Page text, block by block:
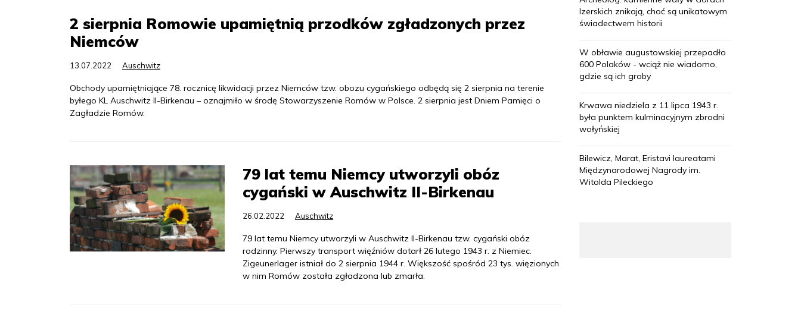
2 sierpnia Romowie upamiętnią przodków zgładzonych przez
Niemców
13.07.2022 Auschwitz
Obchody upamiętniające 78. rocznicę likwidacji przez Niemców tzw. obozu cygańskiego odbędą się 2 sierpnia na terenie
byłego KL Auschwitz II-Birkenau – oznajmiło w środę Stowarzyszenie Romów w Polsce. 2 sierpnia jest Dniem Pamięci o
Zagładzie Romów.
79 lat temu Niemcy utworzyli obóz
cygański w Auschwitz II-Birkenau
26.02.2022 Auschwitz
79 lat temu Niemcy utworzyli w Auschwitz II-Birkenau tzw. cygański obóz
rodzinny. Pierwszy transport więźniów dotarł 26 lutego 1943 r. z Niemiec.
Zigeunerlager istniał do 2 sierpnia 1944 r. Większość spośród 23 tys. więzionych
w nim Romów została zgładzona lub zmarła.
Izerskich znikają, choć są unikatowym
świadectwem historii
W obławie augustowskiej przepadło
600 Polaków - wciąż nie wiadomo,
gdzie są ich groby
Krwawa niedziela z 11 lipca 1943 r.
była punktem kulminacyjnym zbrodni
wołyńskiej
Bilewicz, Marat, Eristavi laureatami
Międzynarodowej Nagrody im.
Witolda Pileckiego